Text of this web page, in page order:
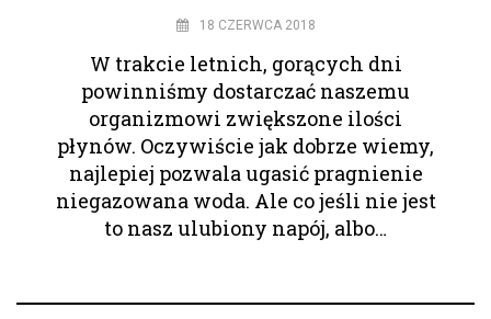
18 CZERWCA 2018
W trakcie letnich, gorących dni
powinniśmy dostarczać naszemu
organizmowi zwiększone ilości
płynów. Oczywiście jak dobrze wiemy,
najlepiej pozwala ugasić pragnienie
niegazowana woda. Ale co jeśli nie jest
to nasz ulubiony napój, albo…